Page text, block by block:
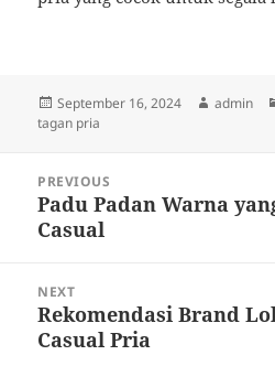
Posted
on
September 16, 2024 Author
admin
tagan pria
navigation
PREVIOUS
Previous
post:
Padu Padan Warna
Casual
NEXT
Next
post:
Rekomendasi Brand
Casual Pria